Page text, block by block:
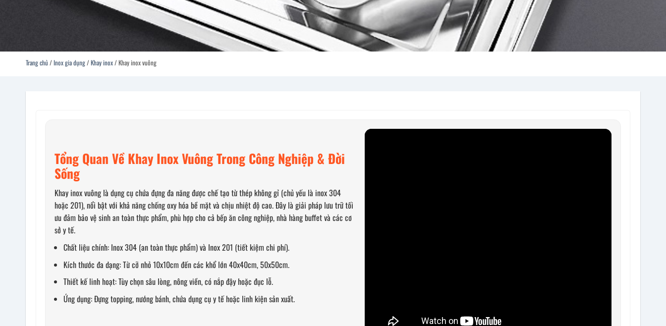
Trang chủ / Inox gia dụng/Khay inox/Khay inox vuông
Tổng Quan Về Khay Inox Vuông Trong Công Nghiệp & Đời
Sống
Khay inox vuông là dụng cụ chứa đựng đa năng được chế tạo từ thép không gỉ (chủ yếu là inox 304
hoặc 201), nổi bật với khả năng chống oxy hóa bề mặt và chịu nhiệt độ cao. Đây là giải pháp lưu trữ tối
ưu đảm bảo vệ sinh an toàn thực phẩm, phù hợp cho cả bếp ăn công nghiệp, nhà hàng buffet và các cơ
sở y tế.
Chất liệu chính: Inox 304 (an toàn thực phẩm) và Inox 201 (tiết kiệm chi phí).
Kích thước đa dạng: Từ cỡ nhỏ 10x10cm đến các khổ lớn 40x40cm, 50x50cm.
Thiết kế linh hoạt: Tùy chọn sâu lòng, nông viền, có nắp đậy hoặc đục lỗ.
Ứng dụng: Đựng topping, nướng bánh, chứa dụng cụ y tế hoặc linh kiện sản xuất.